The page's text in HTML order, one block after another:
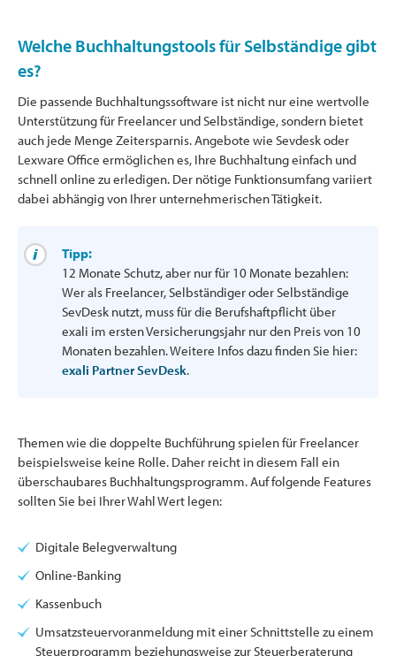
Welche Buchhaltungstools für Selbständige gibt
es?
Die passende Buchhaltungssoftware ist nicht nur eine wertvolle
Unterstützung für Freelancer und Selbständige, sondern bietet
auch jede Menge Zeitersparnis. Angebote wie Sevdesk oder
Lexware Office ermöglichen es, Ihre Buchhaltung einfach und
schnell online zu erledigen. Der nötige Funktionsumfang variiert
dabei abhängig von Ihrer unternehmerischen Tätigkeit.
Tipp:
12 Monate Schutz, aber nur für 10 Monate bezahlen:
Wer als Freelancer, Selbständiger oder Selbständige
SevDesk nutzt, muss für die Berufshaftpflicht über
exali im ersten Versicherungsjahr nur den Preis von 10
Monaten bezahlen. Weitere Infos dazu finden Sie hier:
exali Partner SevDesk.
Themen wie die doppelte Buchführung spielen für Freelancer
beispielsweise keine Rolle. Daher reicht in diesem Fall ein
überschaubares Buchhaltungsprogramm. Auf folgende Features
sollten Sie bei Ihrer Wahl Wert legen:
Digitale Belegverwaltung
Online-Banking
Kassenbuch
Umsatzsteuervoranmeldung mit einer Schnittstelle zu einem
Steuerprogramm beziehungsweise zur Steuerberaterung